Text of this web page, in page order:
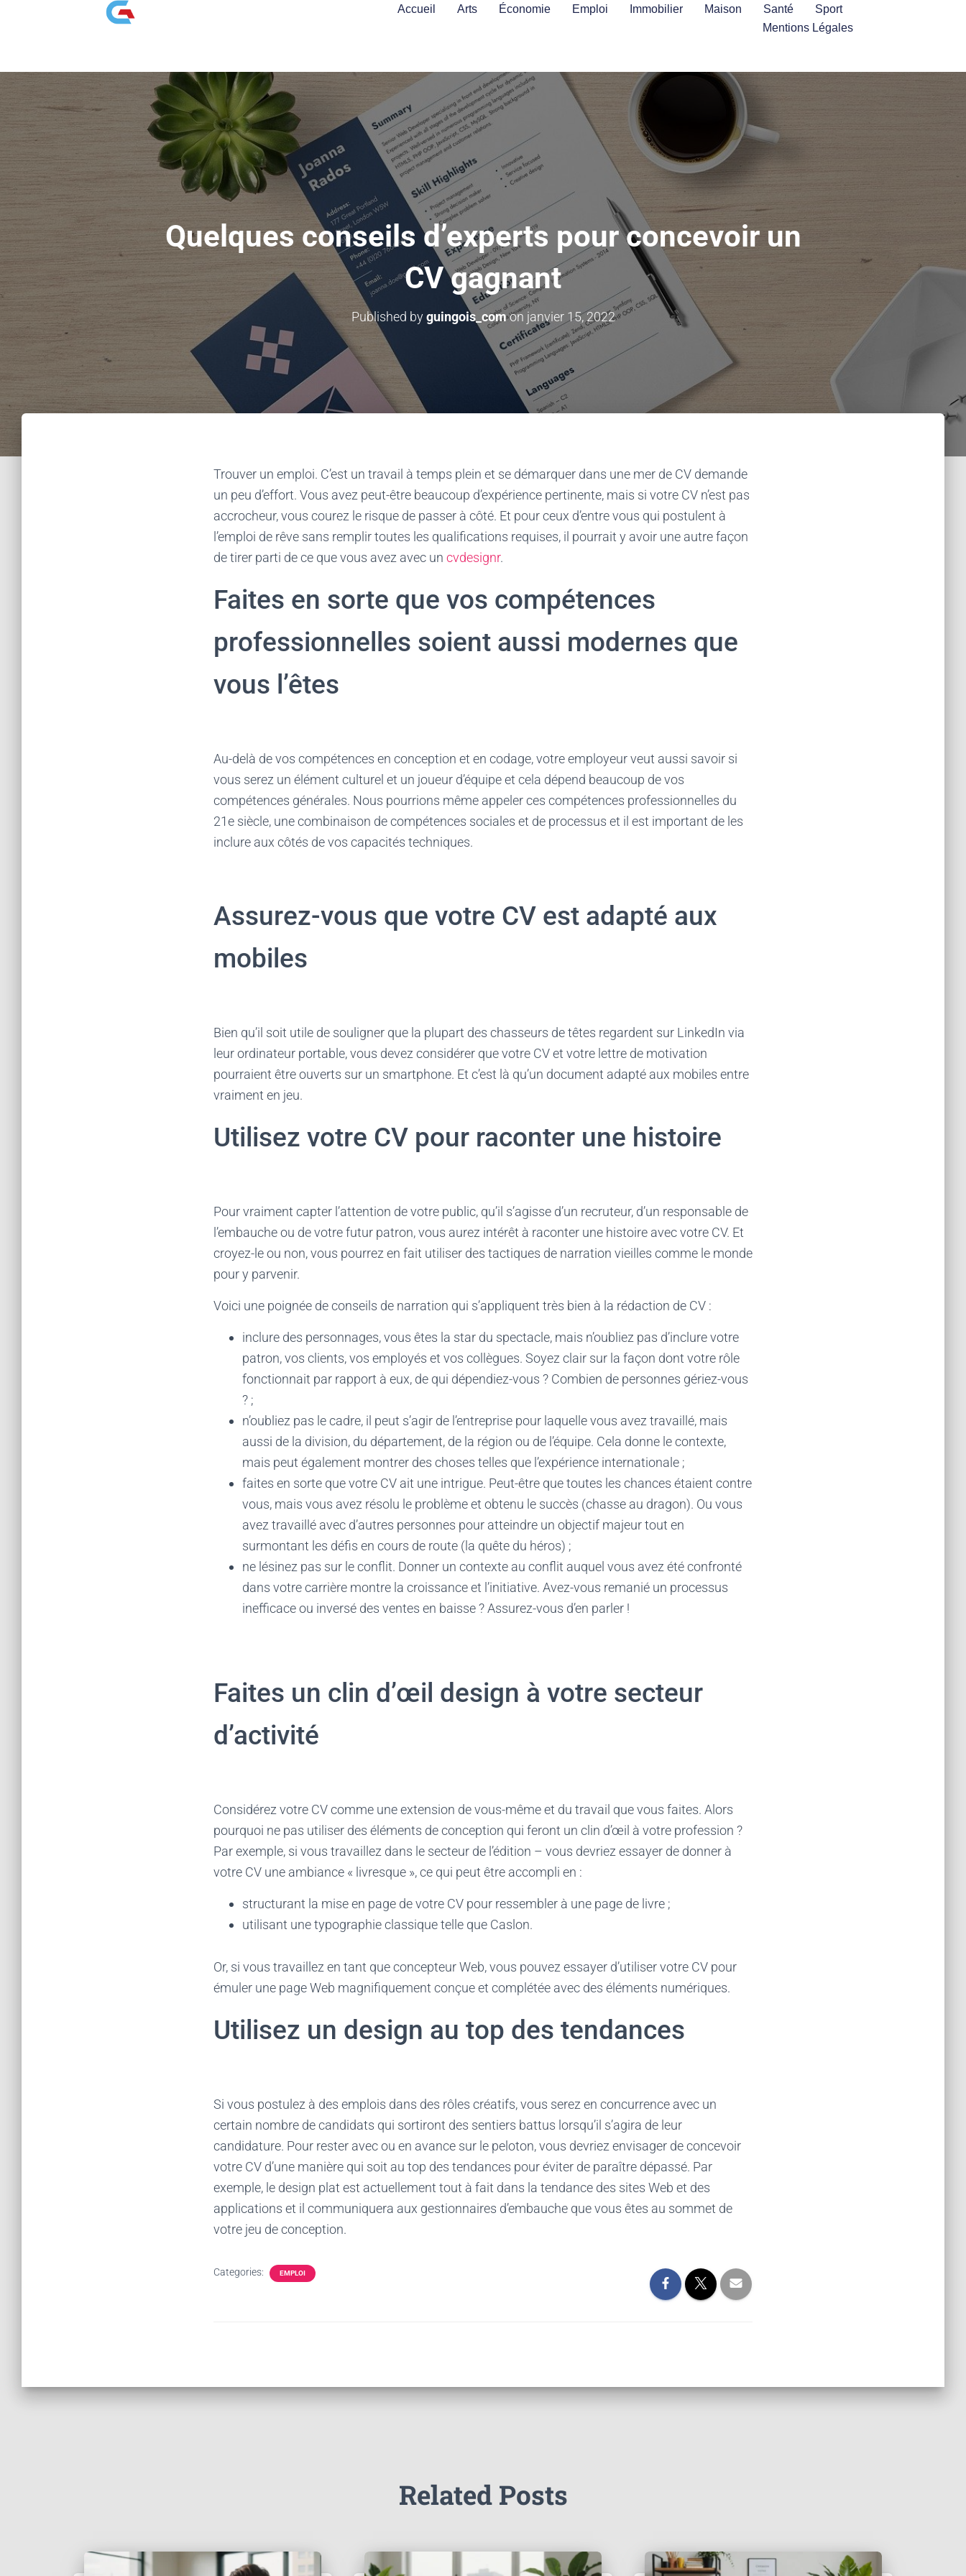
Accueil Arts Économie Emploi Immobilier Maison Santé
Sport
Mentions Légales
Quelques conseils d’experts pour concevoir un
CV gagnant
Published byguingois_comon janvier 15, 2022
Trouver un emploi. C’est un travail à temps plein et se démarquer dans une mer de CV demande
un peu d’effort. Vous avez peut-être beaucoup d’expérience pertinente, mais si votre CV n’est pas
accrocheur, vous courez le risque de passer à côté. Et pour ceux d’entre vous qui postulent à
l’emploi de rêve sans remplir toutes les qualifications requises, il pourrait y avoir une autre façon
de tirer parti de ce que vous avez avec un cvdesignr.
Faites en sorte que vos compétences
professionnelles soient aussi modernes que
vous l’êtes
Au-delà de vos compétences en conception et en codage, votre employeur veut aussi savoir si
vous serez un élément culturel et un joueur d’équipe et cela dépend beaucoup de vos
compétences générales. Nous pourrions même appeler ces compétences professionnelles du
21e siècle, une combinaison de compétences sociales et de processus et il est important de les
inclure aux côtés de vos capacités techniques.
Assurez-vous que votre CV est adapté aux
mobiles
Bien qu’il soit utile de souligner que la plupart des chasseurs de têtes regardent sur LinkedIn via
leur ordinateur portable, vous devez considérer que votre CV et votre lettre de motivation
pourraient être ouverts sur un smartphone. Et c’est là qu’un document adapté aux mobiles entre
vraiment en jeu.
Utilisez votre CV pour raconter une histoire
Pour vraiment capter l’attention de votre public, qu’il s’agisse d’un recruteur, d’un responsable de
l’embauche ou de votre futur patron, vous aurez intérêt à raconter une histoire avec votre CV. Et
croyez-le ou non, vous pourrez en fait utiliser des tactiques de narration vieilles comme le monde
pour y parvenir.
Voici une poignée de conseils de narration qui s’appliquent très bien à la rédaction de CV :
inclure des personnages, vous êtes la star du spectacle, mais n’oubliez pas d’inclure votre
patron, vos clients, vos employés et vos collègues. Soyez clair sur la façon dont votre rôle
fonctionnait par rapport à eux, de qui dépendiez-vous ? Combien de personnes gériez-vous
? ;
n’oubliez pas le cadre, il peut s’agir de l’entreprise pour laquelle vous avez travaillé, mais
aussi de la division, du département, de la région ou de l’équipe. Cela donne le contexte,
mais peut également montrer des choses telles que l’expérience internationale ;
faites en sorte que votre CV ait une intrigue. Peut-être que toutes les chances étaient contre
vous, mais vous avez résolu le problème et obtenu le succès (chasse au dragon). Ou vous
avez travaillé avec d’autres personnes pour atteindre un objectif majeur tout en
surmontant les défis en cours de route (la quête du héros) ;
ne lésinez pas sur le conflit. Donner un contexte au conflit auquel vous avez été confronté
dans votre carrière montre la croissance et l’initiative. Avez-vous remanié un processus
inefficace ou inversé des ventes en baisse ? Assurez-vous d’en parler !
Faites un clin d’œil design à votre secteur
d’activité
Considérez votre CV comme une extension de vous-même et du travail que vous faites. Alors
pourquoi ne pas utiliser des éléments de conception qui feront un clin d’œil à votre profession ?
Par exemple, si vous travaillez dans le secteur de l’édition – vous devriez essayer de donner à
votre CV une ambiance « livresque », ce qui peut être accompli en :
structurant la mise en page de votre CV pour ressembler à une page de livre ;
utilisant une typographie classique telle que Caslon.
Or, si vous travaillez en tant que concepteur Web, vous pouvez essayer d’utiliser votre CV pour
émuler une page Web magnifiquement conçue et complétée avec des éléments numériques.
Utilisez un design au top des tendances
Si vous postulez à des emplois dans des rôles créatifs, vous serez en concurrence avec un
certain nombre de candidats qui sortiront des sentiers battus lorsqu’il s’agira de leur
candidature. Pour rester avec ou en avance sur le peloton, vous devriez envisager de concevoir
votre CV d’une manière qui soit au top des tendances pour éviter de paraître dépassé. Par
exemple, le design plat est actuellement tout à fait dans la tendance des sites Web et des
applications et il communiquera aux gestionnaires d’embauche que vous êtes au sommet de
votre jeu de conception.
Categories: EMPLOI
Related Posts